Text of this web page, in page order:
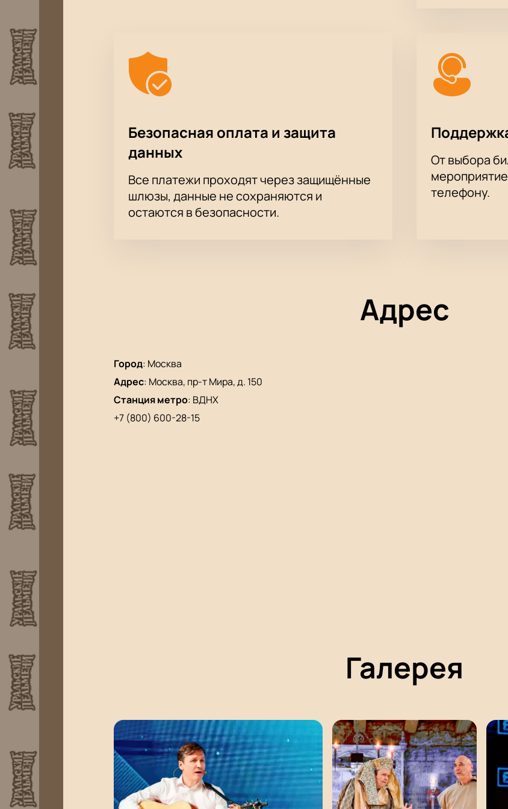
Оплатите удобным способом и получите электронный билет.
Вы можете задать вопросы менеджеру — номер телефона указан в контактах сайта.
мест на карте зала.
Безопасная оплата и защита
данных
Все платежи проходят через защищённые
шлюзы, данные не сохраняются и
остаются в безопасности.
От выбора
телефону.
Адрес
Город: Москва
Адрес: Москва, пр-т Мира, д. 150
Станция метро: ВДНХ
+7 (800) 600-28-15
Галерея